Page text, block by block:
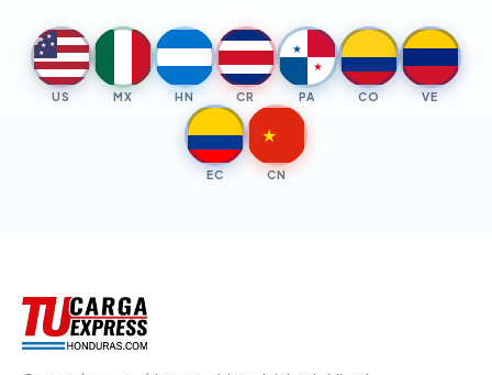
★ ★
★ ★
★
US MX HN CR
★
★
PA CO VE
EC
★
CN